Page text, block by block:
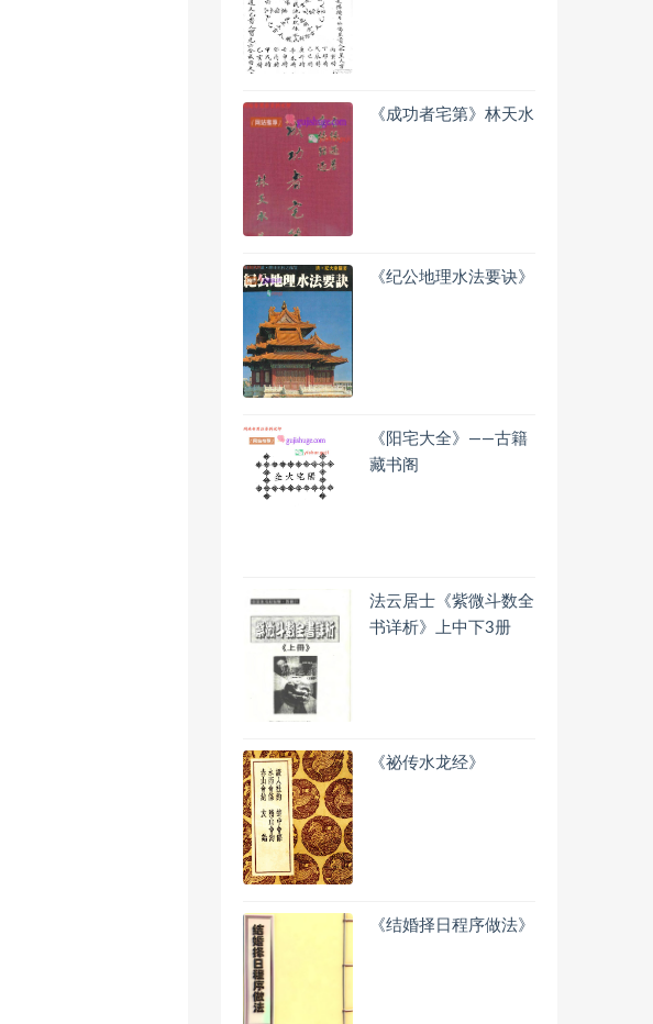
《成功者宅第》林天水
《纪公地理水法要诀》
《阳宅大全》——古籍
藏书阁
法云居士《紫微斗数全
书详析》上中下3册
《祕传水龙经》
《结婚择日程序做法》